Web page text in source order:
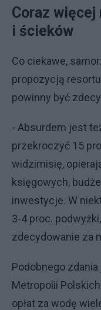
Coraz więcej
i ścieków
Co ciekawe,
propozycją
powinny być
- Absurdem jest
przekroczyć 15
widzimisię,
księgowych,
inwestycje. W
3-4 proc.
zdecydowanie za
Podobnego
Metropolii
opłat za wodę